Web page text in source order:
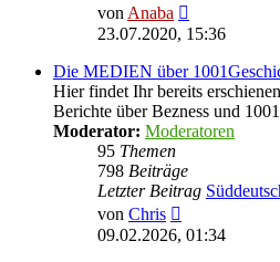
von Anaba
Beitrag
23.07.2020, 15:36
Die MEDIEN über
Hier findet Ihr bereits
Berichte über Bezness und
Moderator: Moderatoren
95 Themen
798 Beiträge
Letzter Beitrag
von Chris
Beitrag
09.02.2026, 01:34